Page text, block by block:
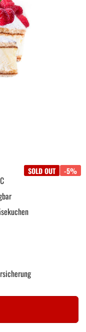
SOLD OUT -5%